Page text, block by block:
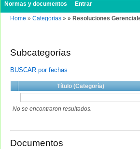
Normas y documentos Entrar
Home » Categorias » » Resoluciones
Subcategorías
BUSCAR por fechas
Título (Categoría)
No se encontraron resultados.
Documentos